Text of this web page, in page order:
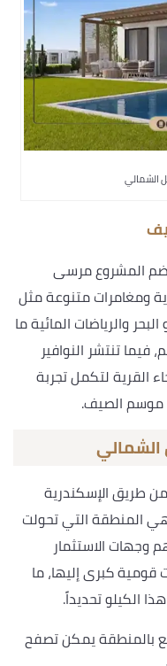
الشمالي
المشروع مرسى
ومغامرات متنوعة مثل
والرياضات المائية ما
تنتشر النوافير
القرية لتكمل تجربة
موسم الصيف.
من طريق الإسكندرية
المنطقة التي تحولت
وجهات الاستثمار
كبرى إليها، ما
الكيلو تحديداً.
بالمنطقة يمكن تصفح